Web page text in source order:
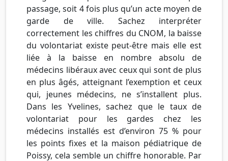
passage, soit 4 fois plus qu’un acte moyen de
garde de ville. Sachez interpréter
correctement les chiffres du CNOM, la baisse
du volontariat existe peut-être mais elle est
liée à la baisse en nombre absolu de
médecins libéraux avec ceux qui sont de plus
en plus âgés, atteignant l’exemption et ceux
qui, jeunes médecins, ne s’installent plus.
Dans les Yvelines, sachez que le taux de
volontariat pour les gardes chez les
médecins installés est d’environ 75 % pour
les points fixes et la maison pédiatrique de
Poissy, cela semble un chiffre honorable. Par